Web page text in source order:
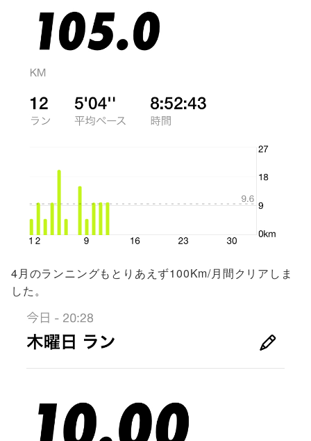
4月のランニングもとりあえず100Km/月間クリアしま
した。